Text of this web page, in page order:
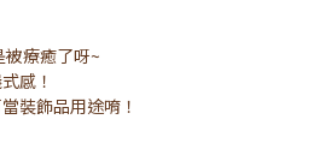
療癒了呀~
感！
裝飾品用途唷！